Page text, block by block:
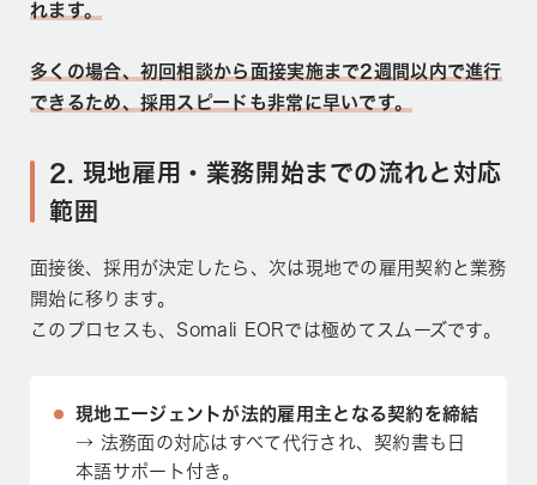
れます。
多くの場合、初回相談から面接実施まで2週間以内で進行
できるため、採用スピードも非常に早いです。
2. 現地雇用・業務開始までの流れと対応
範囲
面接後、採用が決定したら、次は現地での雇用契約と業務
開始に移ります。
このプロセスも、Somali EORでは極めてスムーズです。
現地エージェントが法的雇用主となる契約を締結
→ 法務面の対応はすべて代行され、契約書も日
本語サポート付き。